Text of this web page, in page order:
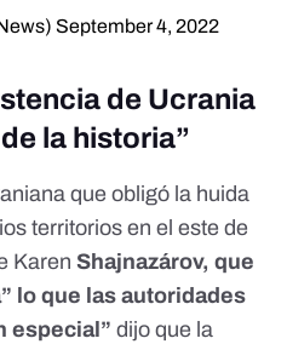
September 4, 2022
de Ucrania
la historia”
que obligó la huida
territorios en el este de
Karen Shajnazárov, que
” lo que las autoridades
especial” dijo que la